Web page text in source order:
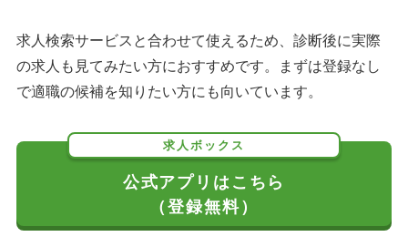
求人検索サービスと合わせて使えるため、診断後に実際
の求人も見てみたい方におすすめです。まずは登録なし
で適職の候補を知りたい方にも向いています。
求人ボックス
公式アプリはこちら
（登録無料）